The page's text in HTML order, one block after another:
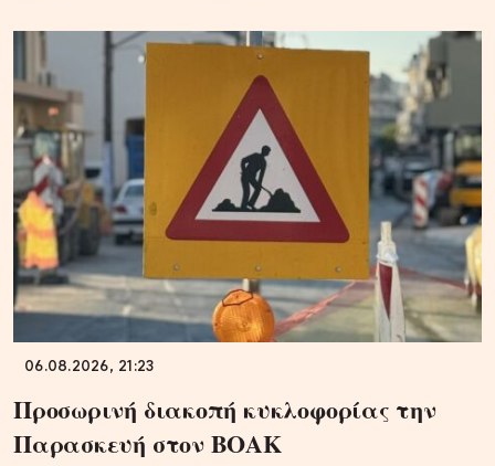
06.08.2026, 21:23
Προσωρινή διακοπή κυκλοφορίας την
Παρασκευή στον ΒΟΑΚ